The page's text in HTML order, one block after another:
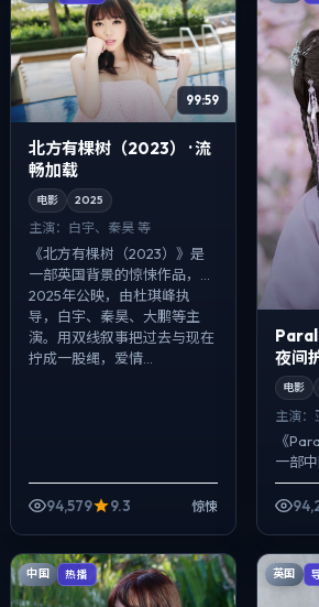
99:59
北方有棵树（2023） · 流
畅加载
电影 2025
主演： 白宇、秦昊 等
《北方有棵树（2023）》是
一部英国背景的惊悚作品，
2025年公映，由杜琪峰执
导，白宇、秦昊、大鹏等主
演。用双线叙事把过去与现在
拧成一股绳，爱情...
94,579 9.3 惊悚
夜间
电影
主演：
《
一部
品，
执导
中国 热播 英国